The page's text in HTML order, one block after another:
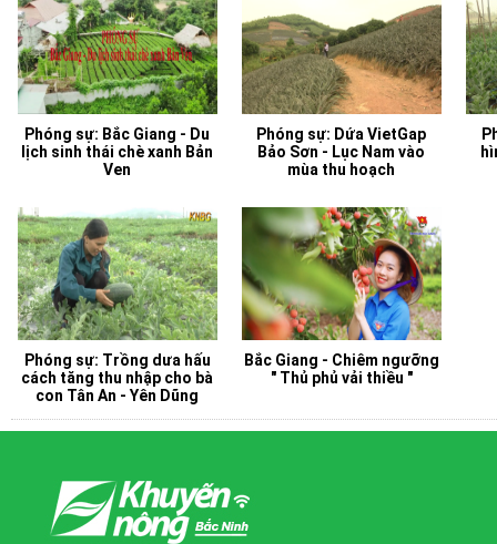
Phóng sự: Bắc Giang - Du
lịch sinh thái chè xanh Bản
Ven
Phóng sự: Dứa VietGap
Bảo Sơn - Lục Nam vào
mùa thu hoạch
Phóng sự: Trồng dưa hấu
cách tăng thu nhập cho bà
con Tân An - Yên Dũng
Bắc Giang - Chiêm ngưỡng
" Thủ phủ vải thiều "